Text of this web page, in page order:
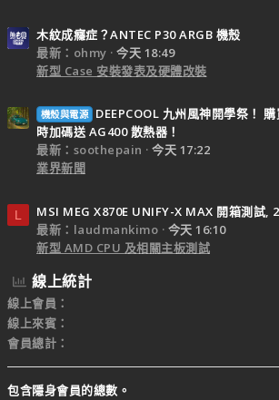
木紋成癮症？ANTEC P30 ARGB 機殼
最新：ohmy
今天 18:49
新型 Case 安裝發表及硬體改裝
機殼與電源
DEEPCOOL 九州風神開學祭！
時加碼送 AG400 散熱器！
最新：soothepain
今天 17:22
業界新聞
L
MSI MEG X870E UNIFY-X MAX 開箱測試,
最新：laudmankimo
今天 16:10
新型 AMD CPU 及相關主板測試
線上統計
線上會員
線上來賓
會員總計
包含隱身會員的總數。